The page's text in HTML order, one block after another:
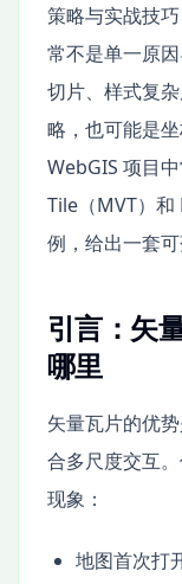
策略与实战技
常不是单一原
切片、样式复
略，也可能是
WebGIS 项目
Tile（MVT）
例，给出一套可
引言：矢
哪里
矢量瓦片的优
合多尺度交互
现象：
地图首次打